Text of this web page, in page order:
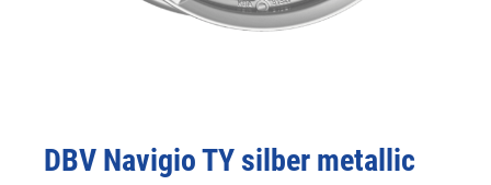
DBV Navigio TY silber metallic